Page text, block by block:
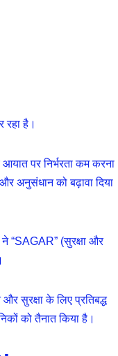
रहा है।
आयात पर निर्भरता कम करना
अनुसंधान को बढ़ावा दिया
“SAGAR” (सुरक्षा और
सुरक्षा के लिए प्रतिबद्ध
को तैनात किया है।